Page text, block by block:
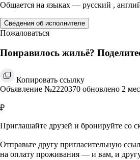
Общается на языках — русский ,
Сведения об исполнителе
Пожаловаться
Понравилось жильё?
Копировать ссылку
Объявление №2220370 обновлено 2
₽
Приглашайте друзей и бронируйте со
Отправьте другу пригласительную
на оплату проживания — и вам, и